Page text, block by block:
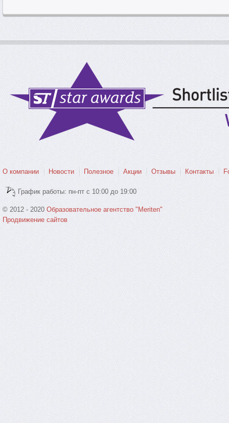
О компании Новости Полезное Акции Отзывы Контакты
График работы: пн-пт с 10:00 до 19:00
© 2012 - 2020 Образовательное агентство "Meriten"
Продвижение сайтов